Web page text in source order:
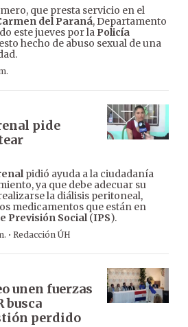
que presta servicio en el
del Paraná, Departamento
este jueves por la Policía
hecho de abuso sexual de una
pide
pidió ayuda a la ciudadanía
ya que debe adecuar su
la diálisis peritoneal,
medicamentos que están en
Previsión Social(IPS).
· Redacción ÚH
unen fuerzas
busca
perdido